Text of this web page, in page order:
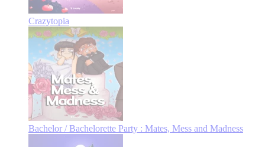
Crazytopia
Bachelor / Bachelorette Party : Mates, Mess and Madness